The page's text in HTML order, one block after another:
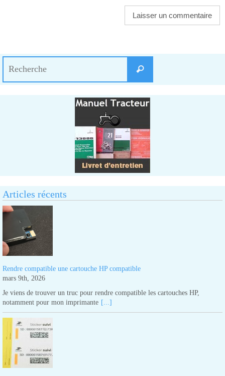
Recherche
Articles récents
Rendre compatible une cartouche HP compatible
mars 9th, 2026
Je viens de trouver un truc pour rendre compatible les cartouches HP,
notamment pour mon imprimante [...]